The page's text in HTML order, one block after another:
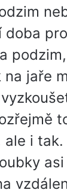
doba pro
jaře
ale i